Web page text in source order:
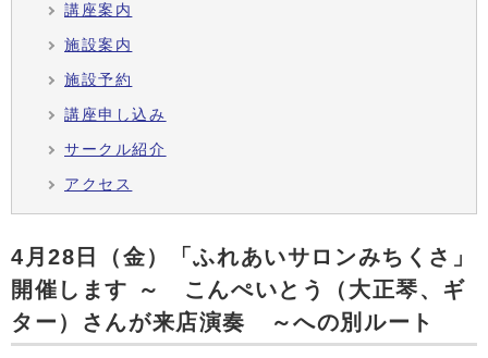
講座案内
施設案内
施設予約
講座申し込み
サークル紹介
アクセス
4月28日（金）「ふれあいサロンみちくさ」
開催します ～ こんぺいとう（大正琴、ギ
ター）さんが来店演奏 ～への別ルート